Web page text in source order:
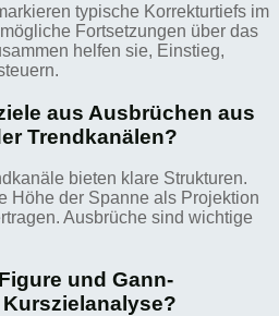
typische Korrekturtiefs im
Fortsetzungen über das
helfen sie, Einstieg,
aus Ausbrüchen aus
Trendkanälen?
bieten klare Strukturen.
Höhe der Spanne als Projektion
Ausbrüche sind wichtige
und Gann-